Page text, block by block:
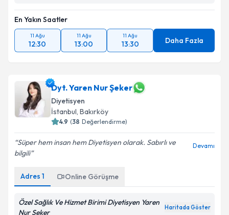
En Yakın Saatler
11 Ağu
12:30
11 Ağu
13:00
11 Ağu
13:30 Daha Fazla
Dyt. Yaren Nur Şeker
Diyetisyen
İstanbul, Bakırköy
4.9 (38 Değerlendirme)
Süper hem insan hem Diyetisyen olarak. Sabırlı ve
bilgili
Devamı
Adres 1 Online Görüşme
Özel Sağlık Ve Hizmet Birimi Diyetisyen Yaren
Nur Şeker
Haritada Göster